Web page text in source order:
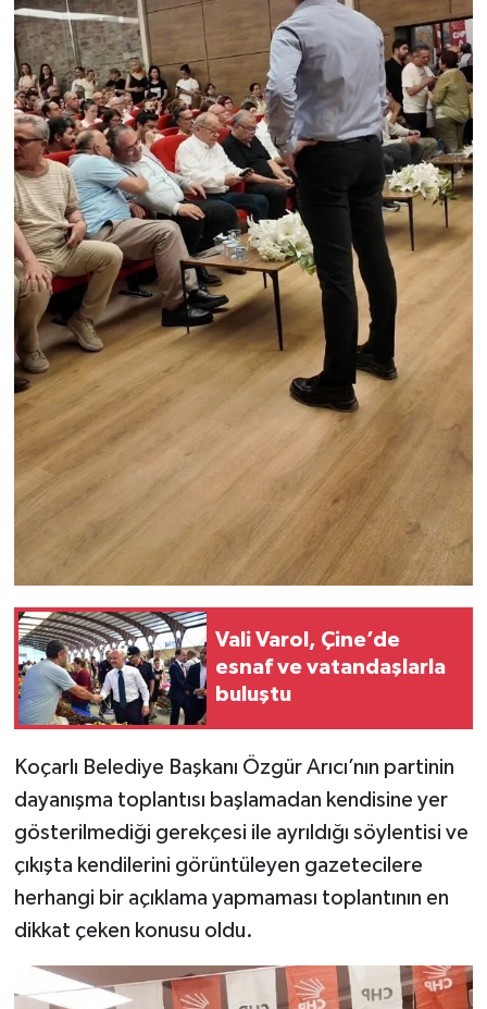
Vali Varol, Çine’de
esnaf ve vatandaşlarla
buluştu
Koçarlı Belediye Başkanı Özgür Arıcı’nın partinin
dayanışma toplantısı başlamadan kendisine yer
gösterilmediği gerekçesi ile ayrıldığı söylentisi ve
çıkışta kendilerini görüntüleyen gazetecilere
herhangi bir açıklama yapmaması toplantının en
dikkat çeken konusu oldu.